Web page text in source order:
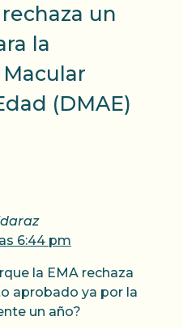
un
la
(DMAE)
6:44 pm
la EMA rechaza
aprobado ya por la
un año?